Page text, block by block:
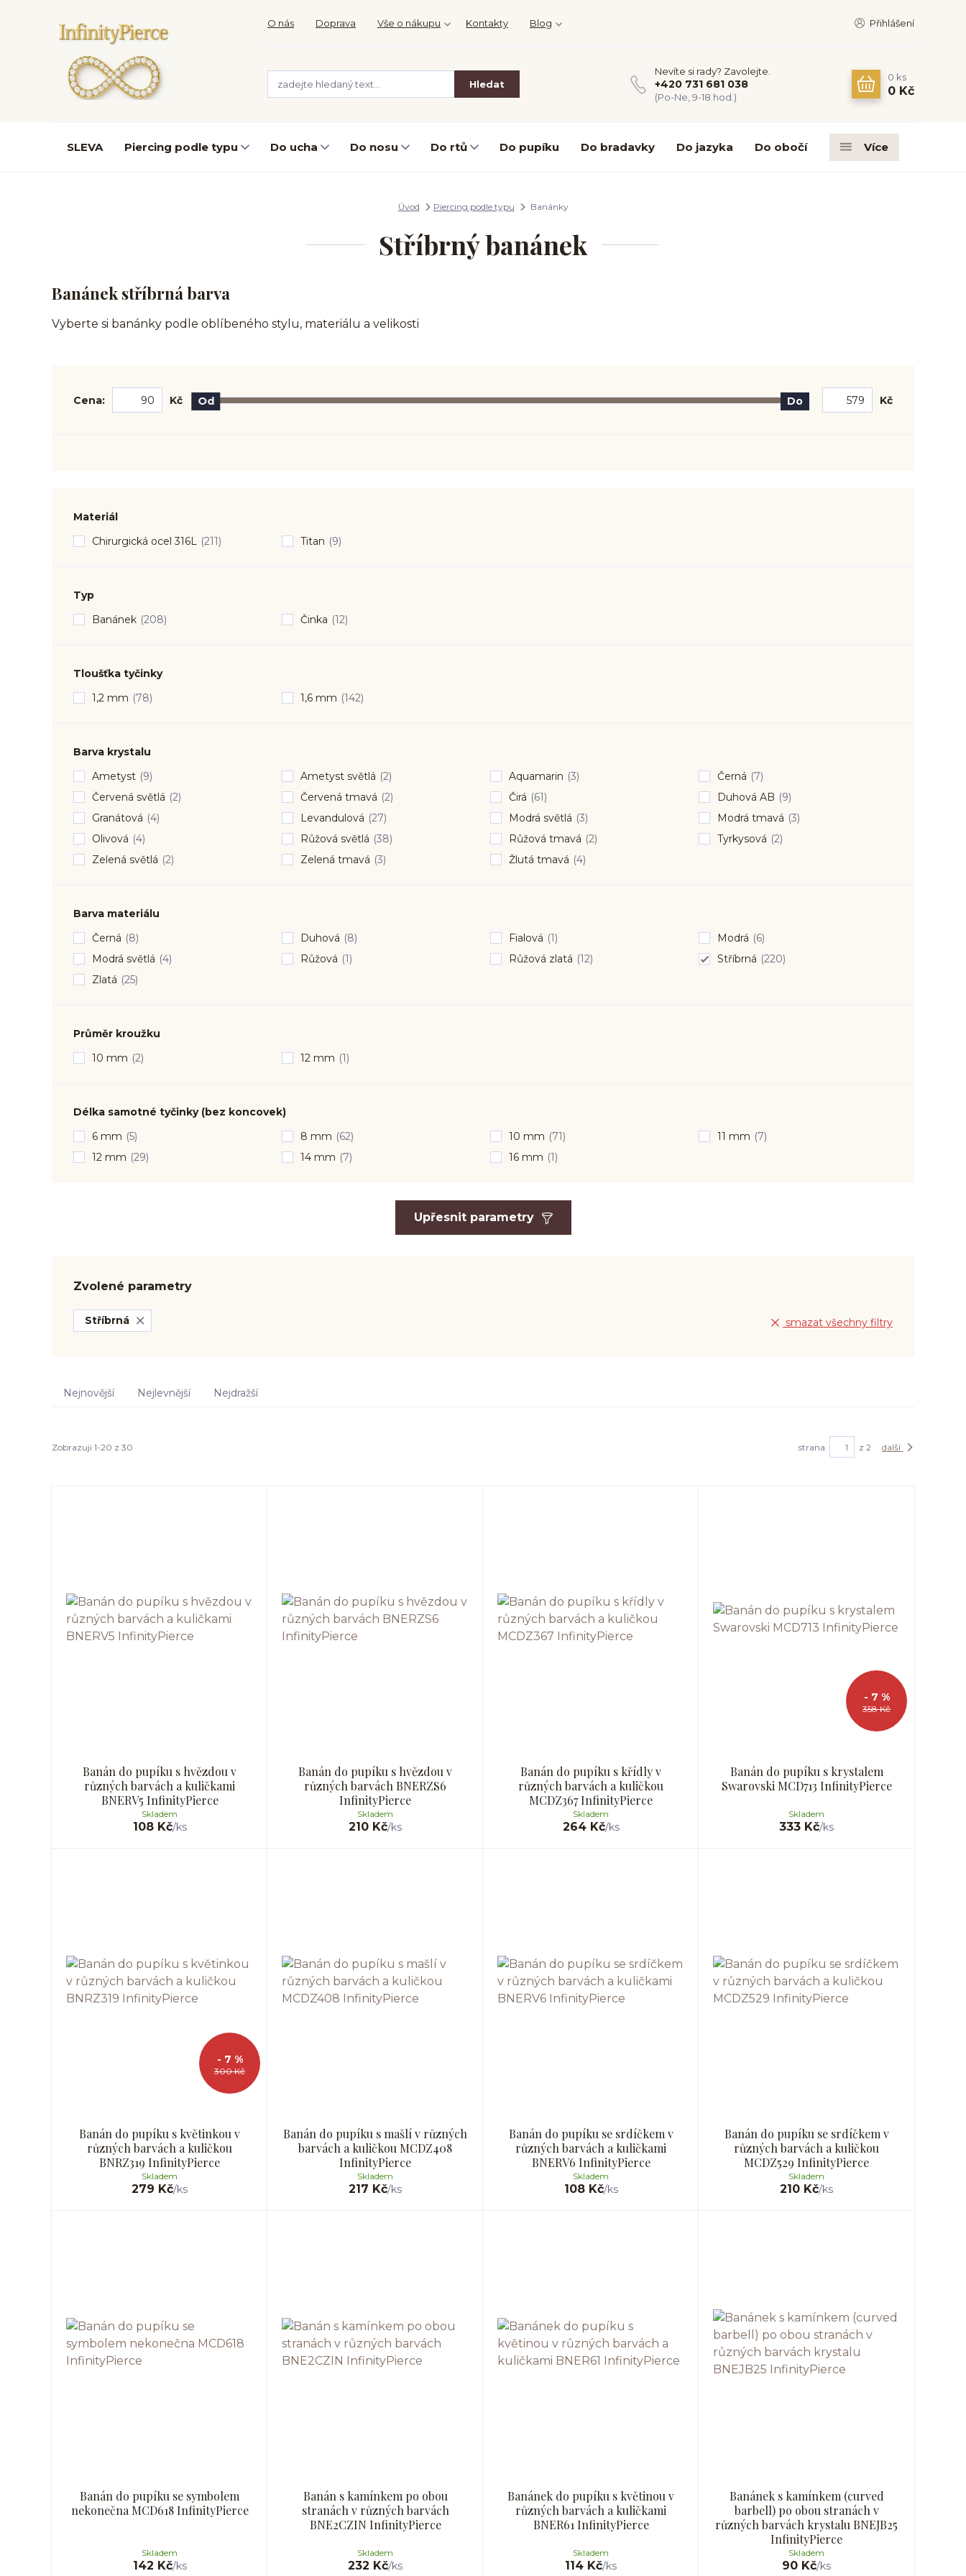
O nás Doprava Vše o nákupu Kontakty Blog Přihlášení
Hledat
Nevíte si rady? Zavolejte.
+420 731 681 038
(Po-Ne, 9-18 hod.)
0 ks
0 Kč
SLEVA Piercing podle typu Do ucha Do nosu Do rtů Do pupíku Do bradavky Do jazyka Do obočí Více
Úvod Piercing podle typu Banánky
Stříbrný banánek
Banánek stříbrná barva
Vyberte si banánky podle oblíbeného stylu, materiálu a velikosti
Upřesnit parametry
Cena: Kč Od Do Kč
Materiál
Chirurgická ocel 316L (211) Titan (9)
Typ
Banánek (208) Činka (12)
Tloušťka tyčinky
1,2 mm (78) 1,6 mm (142)
Barva krystalu
Ametyst (9) Ametyst světlá (2) Aquamarin (3) Černá (7)
Červená světlá (2) Červená tmavá (2) Čirá (61) Duhová AB (9)
Granátová (4) Levandulová (27) Modrá světlá (3) Modrá tmavá (3)
Olivová (4) Růžová světlá (38) Růžová tmavá (2) Tyrkysová (2)
Zelená světlá (2) Zelená tmavá (3) Žlutá tmavá (4)
Barva materiálu
Černá (8) Duhová (8) Fialová (1) Modrá (6)
Modrá světlá (4) Růžová (1) Růžová zlatá (12) Stříbrná (220)
Zlatá (25)
Průměr kroužku
10 mm (2) 12 mm (1)
Délka samotné tyčinky (bez koncovek)
6 mm (5) 8 mm (62) 10 mm (71) 11 mm (7)
12 mm (29) 14 mm (7) 16 mm (1)
Zvolené parametry
Stříbrná smazat všechny filtry
Nejnovější Nejlevnější Nejdražší
Zobrazuji 1-20 z 30 strana z 2 další
Banán do pupíku s hvězdou v
různých barvách a kuličkami
BNERV5 InfinityPierce
108 Kč/ks
Skladem
Banán do pupíku s hvězdou v
různých barvách BNERZS6
InfinityPierce
210 Kč/ks
Skladem
Banán do pupíku s křídly v
různých barvách a kuličkou
MCDZ367 InfinityPierce
264 Kč/ks
Skladem
358 Kč
- 7 %
Banán do pupíku s krystalem
Swarovski MCD713 InfinityPierce
333 Kč/ks
Skladem
300 Kč
- 7 %
Banán do pupíku s květinkou v
různých barvách a kuličkou
BNRZ319 InfinityPierce
279 Kč/ks
Skladem
Banán do pupíku s mašlí v různých
barvách a kuličkou MCDZ408
InfinityPierce
217 Kč/ks
Skladem
Banán do pupíku se srdíčkem v
různých barvách a kuličkami
BNERV6 InfinityPierce
108 Kč/ks
Skladem
Banán do pupíku se srdíčkem v
různých barvách a kuličkou
MCDZ529 InfinityPierce
210 Kč/ks
Skladem
Banán do pupíku se symbolem
nekonečna MCD618 InfinityPierce
142 Kč/ks
Skladem
Banán s kamínkem po obou
stranách v různých barvách
BNE2CZIN InfinityPierce
232 Kč/ks
Skladem
Banánek do pupíku s květinou v
různých barvách a kuličkami
BNER61 InfinityPierce
114 Kč/ks
Skladem
Banánek s kamínkem (curved
barbell) po obou stranách v
různých barvách krystalu BNEJB25
InfinityPierce
90 Kč/ks
Skladem